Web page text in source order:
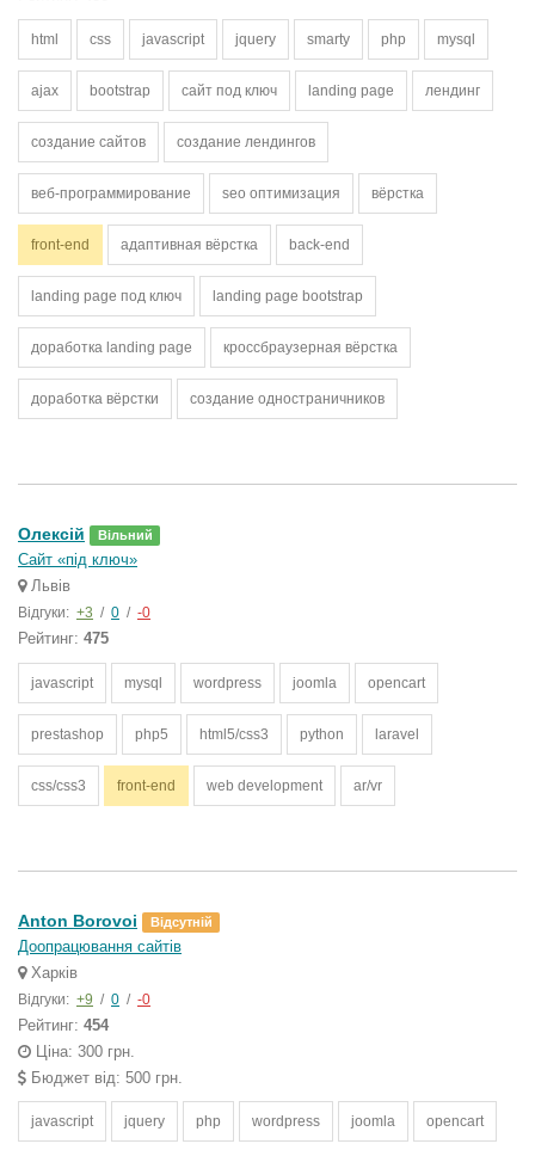
html css javascript jquery smarty php mysql
ajax bootstrap сайт под ключ landing page лендинг
создание сайтов создание лендингов
веб-программирование seo оптимизация вёрстка
front-end адаптивная вёрстка back-end
landing page под ключ landing page bootstrap
доработка landing page кроссбраузерная вёрстка
доработка вёрстки создание одностраничников
Олексій Вільний
Сайт «під ключ»
Львів
Відгуки: +3 / 0 / -0
Рейтинг: 475
javascript mysql wordpress joomla opencart
prestashop php5 html5/css3 python laravel
css/css3 front-end web development ar/vr
Anton Borovoi Відсутній
Доопрацювання сайтів
Харків
Відгуки: +9 / 0 / -0
Рейтинг: 454
Ціна: 300 грн.
Бюджет від: 500 грн.
javascript jquery php wordpress joomla opencart